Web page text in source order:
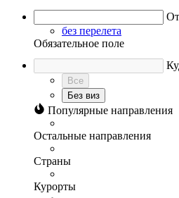
без перелета
Обязательное поле
Все
Без виз
Популярные направления
Остальные направления
Страны
Курорты